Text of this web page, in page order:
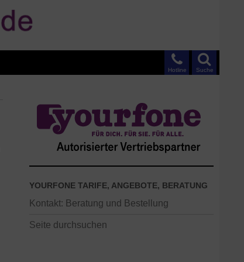
Suche
Hotline
YOURFONE TARIFE, ANGEBOTE, BERATUNG
Kontakt: Beratung und Bestellung
Seite durchsuchen